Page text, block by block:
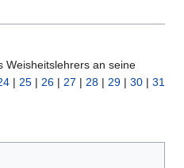
Weisheitslehrers an seine
| 25 | 26 | 27 | 28 | 29 | 30 | 31